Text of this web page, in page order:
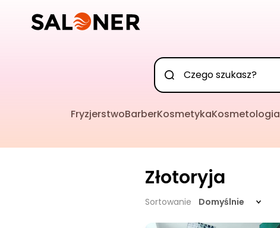
FryzjerstwoBarberKosmetykaKosmetologia
Złotoryja
Sortowanie Domyślnie